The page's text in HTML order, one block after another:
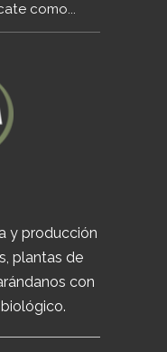
como...
y producción
plantas de
con